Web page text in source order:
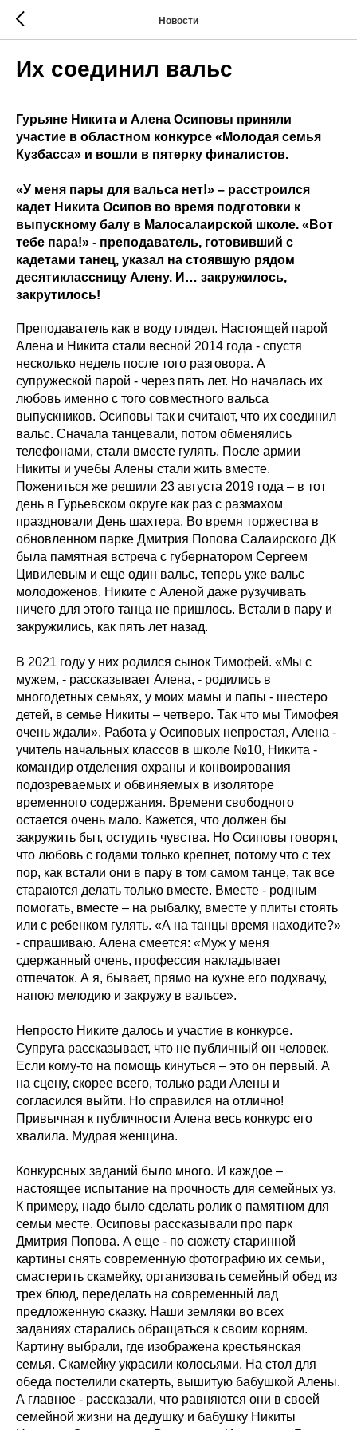
Новости
Их соединил вальс
Гурьяне Никита и Алена Осиповы приняли
участие в областном конкурсе «Молодая семья
Кузбасса» и вошли в пятерку финалистов.
«У меня пары для вальса нет!» – расстроился
кадет Никита Осипов во время подготовки к
выпускному балу в Малосалаирской школе. «Вот
тебе пара!» - преподаватель, готовивший с
кадетами танец, указал на стоявшую рядом
десятиклассницу Алену. И… закружилось,
закрутилось!
Преподаватель как в воду глядел. Настоящей парой
Алена и Никита стали весной 2014 года - спустя
несколько недель после того разговора. А
супружеской парой - через пять лет. Но началась их
любовь именно с того совместного вальса
выпускников. Осиповы так и считают, что их соединил
вальс. Сначала танцевали, потом обменялись
телефонами, стали вместе гулять. После армии
Никиты и учебы Алены стали жить вместе.
Пожениться же решили 23 августа 2019 года – в тот
день в Гурьевском округе как раз с размахом
праздновали День шахтера. Во время торжества в
обновленном парке Дмитрия Попова Салаирского ДК
была памятная встреча с губернатором Сергеем
Цивилевым и еще один вальс, теперь уже вальс
молодоженов. Никите с Аленой даже рузучивать
ничего для этого танца не пришлось. Встали в пару и
закружились, как пять лет назад.
В 2021 году у них родился сынок Тимофей. «Мы с
мужем, - рассказывает Алена, - родились в
многодетных семьях, у моих мамы и папы - шестеро
детей, в семье Никиты – четверо. Так что мы Тимофея
очень ждали». Работа у Осиповых непростая, Алена -
учитель начальных классов в школе №10, Никита -
командир отделения охраны и конвоирования
подозреваемых и обвиняемых в изоляторе
временного содержания. Времени свободного
остается очень мало. Кажется, что должен бы
закружить быт, остудить чувства. Но Осиповы говорят,
что любовь с годами только крепнет, потому что с тех
пор, как встали они в пару в том самом танце, так все
стараются делать только вместе. Вместе - родным
помогать, вместе – на рыбалку, вместе у плиты стоять
или с ребенком гулять. «А на танцы время находите?»
- спрашиваю. Алена смеется: «Муж у меня
сдержанный очень, профессия накладывает
отпечаток. А я, бывает, прямо на кухне его подхвачу,
напою мелодию и закружу в вальсе».
Непросто Никите далось и участие в конкурсе.
Супруга рассказывает, что не публичный он человек.
Если кому-то на помощь кинуться – это он первый. А
на сцену, скорее всего, только ради Алены и
согласился выйти. Но справился на отлично!
Привычная к публичности Алена весь конкурс его
хвалила. Мудрая женщина.
Конкурсных заданий было много. И каждое –
настоящее испытание на прочность для семейных уз.
К примеру, надо было сделать ролик о памятном для
семьи месте. Осиповы рассказывали про парк
Дмитрия Попова. А еще - по сюжету старинной
картины снять современную фотографию их семьи,
смастерить скамейку, организовать семейный обед из
трех блюд, переделать на современный лад
предложенную сказку. Наши земляки во всех
заданиях старались обращаться к своим корням.
Картину выбрали, где изображена крестьянская
семья. Скамейку украсили колосьями. На стол для
обеда постелили скатерть, вышитую бабушкой Алены.
А главное - рассказали, что равняются они в своей
семейной жизни на дедушку и бабушку Никиты